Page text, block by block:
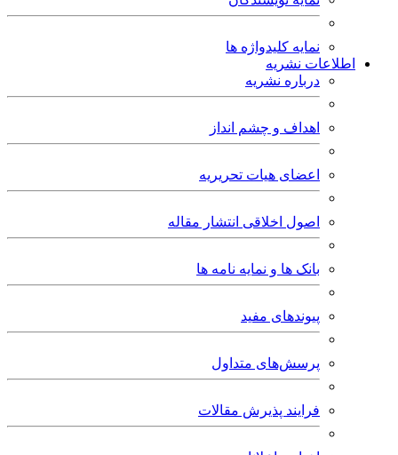
نمایه کلیدواژه ها
اطلاعات نشریه
درباره نشریه
اهداف و چشم انداز
اعضای هیات تحریریه
اصول اخلاقی انتشار مقاله
بانک ها و نمایه نامه ها
پیوندهای مفید
پرسش‌های متداول
فرایند پذیرش مقالات